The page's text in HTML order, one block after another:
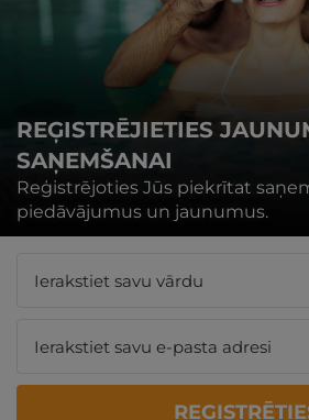
REĢISTRĒJIETIES
SAŅEMŠANAI
Reģistrējoties Jūs piekrītat
piedāvājumus un jaunumus.